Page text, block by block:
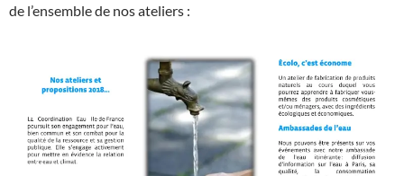
de l’ensemble de nos ateliers :